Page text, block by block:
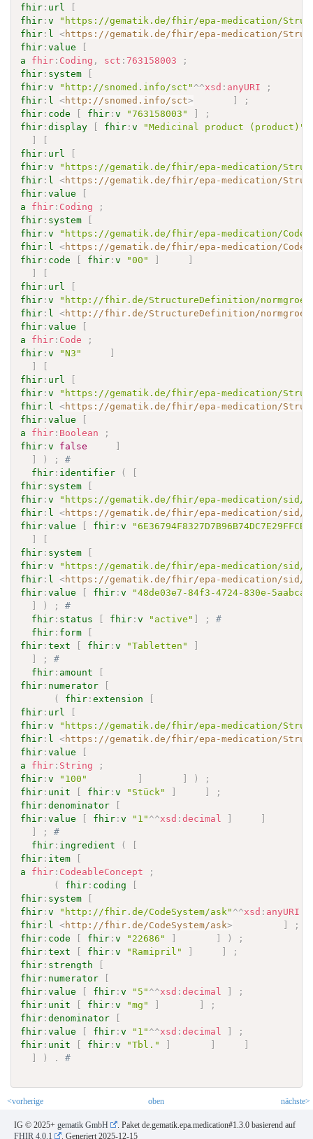
fhir : url
fhir :v
"https://gematik.de/fhir/epa-medication/
fhir : l <https://gematik.de/fhir/epa-medication/
fhir :value
a
fhir : Coding , sct : 763158003
;
fhir : system
fhir :v "http://snomed.info/sct" ^^xsd : anyURI
;
fhir : l <http://snomed.info/sct>
;
fhir : code fhir :v "763158003"
;
fhir :display fhir :v "Medicinal product (product)"
fhir : url
fhir :v
"https://gematik.de/fhir/epa-medication/
fhir : l <https://gematik.de/fhir/epa-medication/
fhir :value
a
fhir : Coding
;
fhir : system
fhir :v
"https://gematik.de/fhir/epa-medication/
fhir : l <https://gematik.de/fhir/epa-medication/
fhir : code fhir :v "00"
fhir : url
fhir :v
"http://fhir.de/StructureDefinition/
fhir : l <http://fhir.de/StructureDefinition/
fhir :value
a
fhir : Code
;
fhir :v "N3"
fhir : url
fhir :v
"https://gematik.de/fhir/epa-medication/
fhir : l <https://gematik.de/fhir/epa-medication/
fhir :value
a
fhir : Boolean
;
fhir :v false
) ;
#
fhir : identifier (
fhir : system
fhir :v
"https://gematik.de/fhir/epa-medication/sid/
fhir : l <https://gematik.de/fhir/epa-medication/sid/
fhir :value fhir :v
fhir : system
fhir :v
"https://gematik.de/fhir/epa-medication/
fhir : l <https://gematik.de/fhir/epa-medication/
fhir :value fhir :v
"48de03e7-84f3-4724-830e-
) ;
#
fhir : status fhir :v "active" ;
#
fhir : form
fhir :text fhir :v "Tabletten"
;
#
fhir : amount
fhir : numerator
(
fhir :extension
fhir : url
fhir :v
"https://gematik.de/fhir/epa-medication/
fhir : l <https://gematik.de/fhir/epa-medication/
fhir :value
a
fhir : String
;
fhir :v "100" )
;
fhir : unit fhir :v "Stück"
;
fhir :denominator
fhir :value fhir :v "1" ^^xsd :decimal
;
#
fhir : ingredient (
fhir : item
a
fhir : CodeableConcept
;
(
fhir : coding
fhir : system
fhir :v "http://fhir.de/CodeSystem/ask" ^^xsd : anyURI
fhir : l <http://fhir.de/CodeSystem/ask>
;
fhir : code fhir :v "22686" )
;
fhir :text fhir :v "Ramipril"
;
fhir : strength
fhir : numerator
fhir :value fhir :v "5" ^^xsd :decimal
;
fhir : unit fhir :v "mg"
;
fhir :denominator
fhir :value fhir :v "1" ^^xsd :decimal
;
fhir : unit fhir :v "Tbl."
) . #
<vorherige oben nächste>
IG © 2025+ gematik GmbH
. Paket de.gematik.epa.medication#1.3.0 basierend auf
FHIR 4.0.1
. Generiert2025-12-15